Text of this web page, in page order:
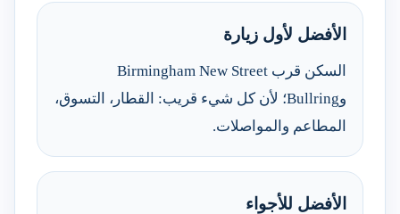
الأفضل لأول زيارة
السكن قرب Birmingham New Street
وBullring؛ لأن كل شيء قريب: القطار، التسوق،
المطاعم والمواصلات.
الأفضل للأجواء